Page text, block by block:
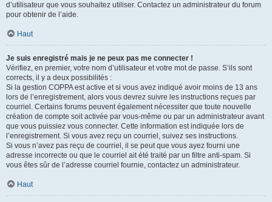
d’utilisateur que vous souhaitez utiliser. Contactez un administrateur du forum
pour obtenir de l’aide.
Haut
Je suis enregistré mais je ne peux pas me connecter !
Vérifiez, en premier, votre nom d’utilisateur et votre mot de passe. S’ils sont
corrects, il y a deux possibilités :
Si la gestion COPPA est active et si vous avez indiqué avoir moins de 13 ans
lors de l’enregistrement, alors vous devrez suivre les instructions reçues par
courriel. Certains forums peuvent également nécessiter que toute nouvelle
création de compte soit activée par vous-même ou par un administrateur avant
que vous puissiez vous connecter. Cette information est indiquée lors de
l’enregistrement. Si vous avez reçu un courriel, suivez ses instructions.
Si vous n’avez pas reçu de courriel, il se peut que vous ayez fourni une
adresse incorrecte ou que le courriel ait été traité par un filtre anti-spam. Si
vous êtes sûr de l’adresse courriel fournie, contactez un administrateur.
Haut